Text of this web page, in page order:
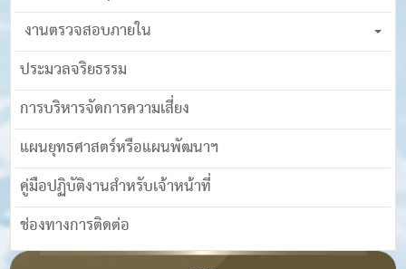
งานตรวจสอบภายใน
ประมวลจริยธรรม
การบริหารจัดการความเสี่ยง
แผนยุทธศาสตร์หรือแผนพัฒนาฯ
คู่มือปฏิบัติงานสำหรับเจ้าหน้าที่
ช่องทางการติดต่อ